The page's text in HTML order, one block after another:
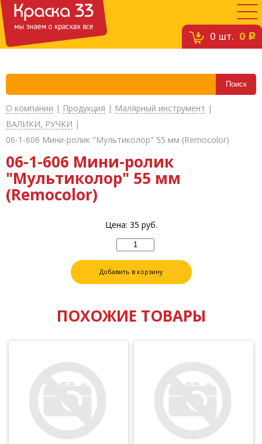
0 шт. 0 c
О компании | Продукция | Малярный инструмент |
ВАЛИКИ, РУЧКИ |
06-1-606 Мини-ролик "Мультиколор" 55 мм (Remocolor)
06-1-606 Мини-ролик
"Мультиколор" 55 мм
(Remocolor)
Цена: 35 руб.
Добавить в корзину
ПОХОЖИЕ ТОВАРЫ